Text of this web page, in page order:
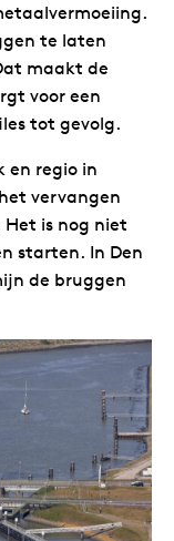
te laten
maakt de
voor een
tot gevolg.
en regio in
vervangen
is nog niet
starten. In Den
de bruggen